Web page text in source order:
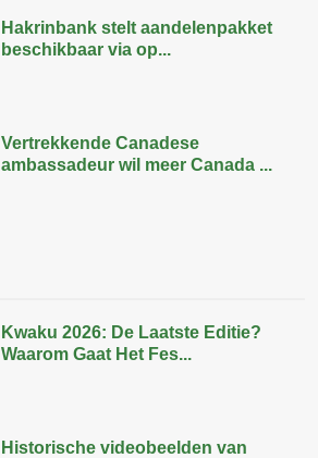
Hakrinbank stelt aandelenpakket
beschikbaar via op...
Vertrekkende Canadese
ambassadeur wil meer Canada ...
Kwaku 2026: De Laatste Editie?
Waarom Gaat Het Fes...
Historische videobeelden van